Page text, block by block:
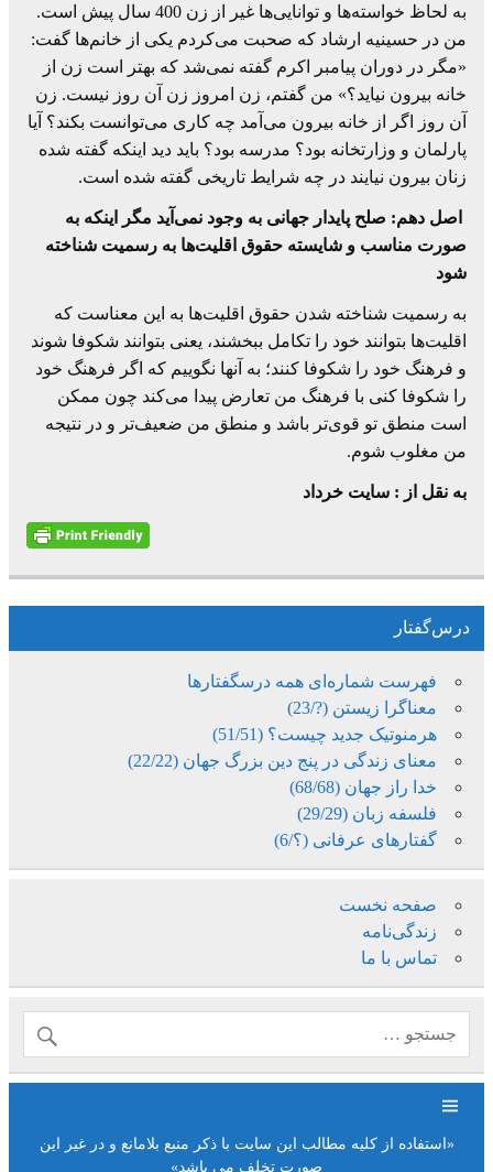
به لحاظ خواسته‌ها و توانایی‌ها غیر از زن 400 سال پیش است.
من در حسینیه ارشاد كه صحبت می‌كردم یكی از خانم‌ها گفت:
«مگر در دوران پیامبر اكرم گفته نمی‌شد كه بهتر است زن از
خانه بیرون نیاید؟» من گفتم، زن امروز زن آن روز نیست. زن
آن روز اگر از خانه بیرون می‌آمد چه كاری می‌توانست بكند؟ آیا
پارلمان و وزارتخانه بود؟ مدرسه بود؟ باید دید اینكه گفته شده
زنان بیرون نیایند در چه شرایط تاریخی گفته شده است.
اصل دهم: صلح پایدار جهانی به وجود نمی‌آید مگر اینكه به
صورت مناسب و شایسته حقوق اقلیت‌ها به رسمیت شناخته
شود
به رسمیت شناخته شدن حقوق اقلیت‌ها به این معناست كه
اقلیت‌ها بتوانند خود را تكامل ببخشند، یعنی بتوانند شكوفا شوند
و فرهنگ خود را شكوفا كنند؛ به آنها نگوییم كه اگر فرهنگ خود
را شكوفا كنی با فرهنگ من تعارض پیدا می‌كند چون ممكن
است منطق تو قوی‌تر باشد و منطق من ضعیف‌تر و در نتیجه
من مغلوب شوم.
به نقل از : سایت خرداد
درس‌گفتار
فهرست شماره‌ای همه درسگفتارها
معناگرا زیستن (?/23)
هرمنوتیک جدید چیست؟ (51/51)
معنای زندگی در پنج دین بزرگ جهان (22/22)
خدا راز جهان (68/68)
فلسفه زبان (29/29)
گفتارهای عرفانی (؟/6)
صفحه نخست
زندگی‌نامه
تماس با ما
«استفاده از کلیه مطالب این سایت با ذکر منبع بلامانع و در غیر این
صورت تخلف می باشد»